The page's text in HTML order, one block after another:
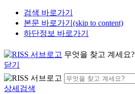
검색 바로가기
본문 바로가기(skip to content)
하단정보 바로가기
무엇을 찾고 계세요?
닫기
상세검색